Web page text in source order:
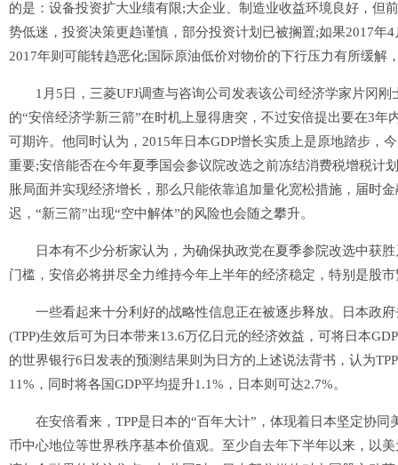
的是：设备投资扩大业绩有限;大企业、制造业收益环境良好，但
势低迷，投资决策更趋谨慎，部分投资计划已被搁置;如果2017年
2017年则可能转趋恶化;国际原油低价对物价的下行压力有所缓解
1月5日，三菱UFJ调查与咨询公司发表该公司经济学家片冈刚
的“安倍经济学新三箭”在时机上显得唐突，不过安倍提出要在3
可期许。他同时认为，2015年日本GDP增长实质上是原地踏步，
重要;安倍能否在今年夏季国会参议院改选之前冻结消费税增税计
胀局面并实现经济增长，那么只能依靠追加量化宽松措施，届时
迟，“新三箭”出现“空中解体”的风险也会随之攀升。
日本有不少分析家认为，为确保执政党在夏季参院改选中获胜
门槛，安倍必将拼尽全力维持今年上半年的经济稳定，特别是股
一些看起来十分利好的战略性信息正在被逐步释放。日本政府
(TPP)生效后可为日本带来13.6万亿日元的经济效益，可将日本
的世界银行6日发表的预测结果则为日方的上述说法背书，认为
11%，同时将各国GDP平均提升1.1%，日本则可达2.7%。
在安倍看来，TPP是日本的“百年大计”，体现着日本坚定协同
币中心地位等世界秩序基本价值观。至少自去年下半年以来，以